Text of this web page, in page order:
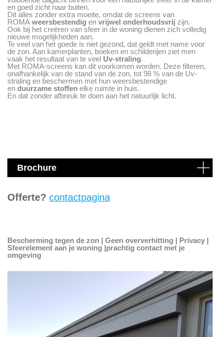
en goed zicht naar buiten.
Dit alles zonder extra moeite, omdat de screens van
ROMA weersbestendig en vrijwel onderhoudsvrij zijn.
Ook bij het creëren van sfeer in de woning dienen zich volledig
nieuwe mogelijkheden aan.
Te veel van het goede is niet gezond, dat geldt met name voor
de zon. Aan kamerplanten, boeken en schilderijen ziet men
vaak het resultaat van te veel Uv-straling.
Met ROMA-screens kan dit voorkomen worden. Deze filteren,
onafhankelijk van de stand van de zon, tot 98 % van de Uv-
straling en beschermen met hun weersbestendige
en duurzame stoffen elke ruimte in huis.
En dat zonder afbreuk te doen aan het natuurlijk licht.
Brochure
Offerte? contactpagina
Bescherming tegen de zon | Geen oververhitting | Privacy |
Sfeerelement aan je woning |prachtig contact met je
omgeving